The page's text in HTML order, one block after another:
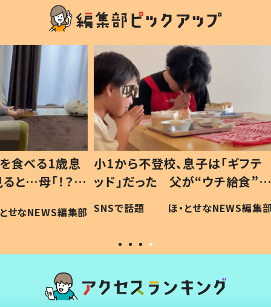
歳息
？」
編集部
小1から不登校、息子は「ギフテ
ッド」だった 父が“ウチ給食”を
作り続ける理由とは #令和の親
#令和の子
SNSで話題 ほ・とせなNEWS編集部
ひ孫
が、抱
「涙
い」